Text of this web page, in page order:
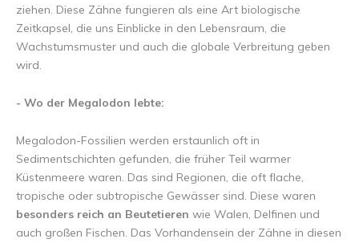
ziehen. Diese Zähne fungieren als eine Art biologische
Zeitkapsel, die uns Einblicke in den Lebensraum, die
Wachstumsmuster und auch die globale Verbreitung geben
wird.
- Wo der Megalodon lebte:
Megalodon-Fossilien werden erstaunlich oft in
Sedimentschichten gefunden, die früher Teil warmer
Küstenmeere waren. Das sind Regionen, die oft flache,
tropische oder subtropische Gewässer sind. Diese waren
besonders reich an Beutetieren wie Walen, Delfinen und
auch großen Fischen. Das Vorhandensein der Zähne in diesen